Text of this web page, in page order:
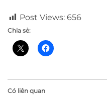
Post Views: 656
Chia sẻ:
Có liên quan